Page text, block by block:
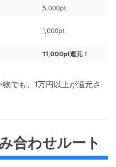
5,000pt
1,000pt
11,000pt還元！
でも、1万円以上が還元さ
合わせルート